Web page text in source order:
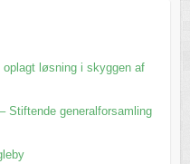
løsning i skyggen af
Stiftende generalforsamling